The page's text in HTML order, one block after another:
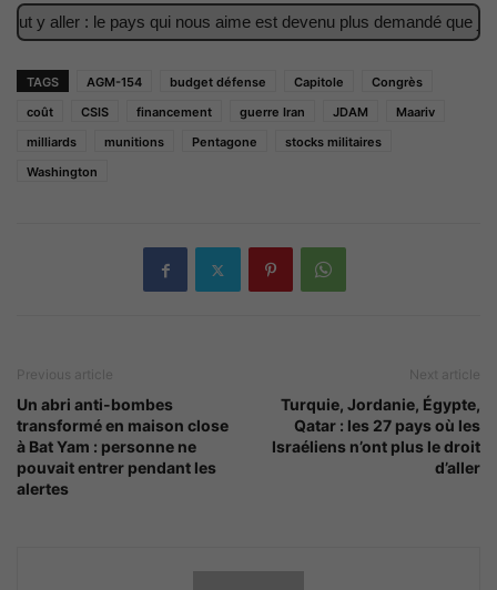
y aller : le pays qui nous aime est devenu plus demandé que
TAGS AGM-154 budget défense Capitole
Congrès
coût
CSIS financement guerre Iran JDAM
Maariv
milliards
munitions Pentagone
stocks militaires
Washington
Previous article
Un abri anti-bombes
transformé en maison close
à Bat Yam : personne ne
pouvait entrer pendant les
alertes
Next article
Turquie, Jordanie, Égypte,
Qatar : les 27 pays où les
Israéliens n’ont plus le droit
d’aller